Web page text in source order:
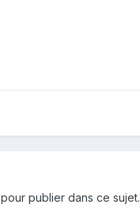
pour publier dans ce sujet.